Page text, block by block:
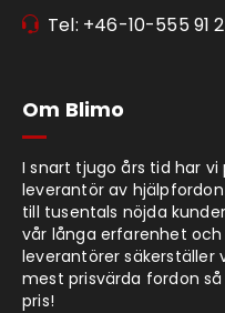
Tel: +46-10-555 91
Om Blimo
I snart tjugo års tid har vi
leverantör av
till tusentals nöjda
vår långa erfarenhet
leverantörer säkerställer
mest prisvärda fordon
pris!